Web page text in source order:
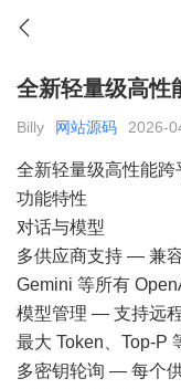
全新轻量级高性
Billy 网站源码 2026-
全新轻量级高性能
功能特性
对话与模型
多供应商支持 — 兼
Gemini 等所有
模型管理 — 支持远
最大 Token、Top-P
多密钥轮询 — 每个